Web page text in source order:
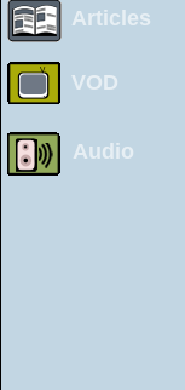
Articles
VOD
Audio